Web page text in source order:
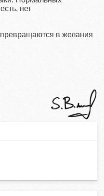
нет
в желания